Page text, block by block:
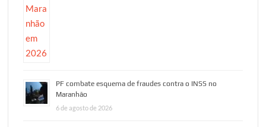
PF combate esquema de fraudes contra o INSS no
Maranhão
6 de agosto de 2026